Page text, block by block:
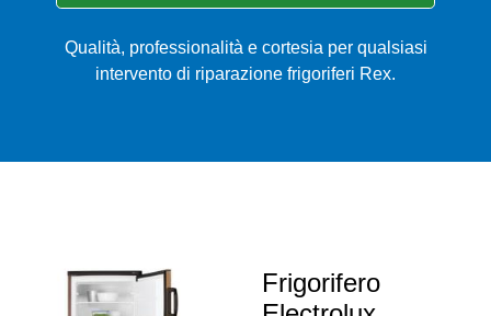
Qualità, professionalità e cortesia per qualsiasi
intervento di riparazione frigoriferi Rex.
Frigorifero